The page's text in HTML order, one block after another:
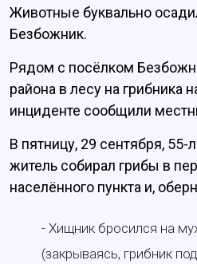
Животные буквально
Безбожник.
Рядом с посёлком
района в лесу на грибника
инциденте сообщили
В пятницу, 29 сентября,
житель собирал грибы в
населённого пункта и,
- Хищник бросился на
(закрываясь, грибник